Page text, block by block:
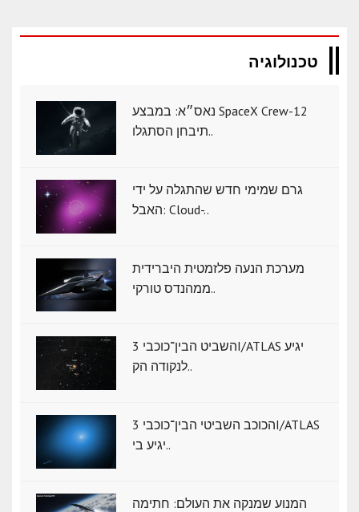
טכנולוגיה
נאס״א: במבצע SpaceX Crew-12
תיבחן הסתגלו..
גרם שמימי חדש שהתגלה על ידי
האבל: Cloud-..
מערכת הנעה פלזמטית היברידית
ממהנדס טורקי..
השביט הבין־כוכבי 3I/ATLAS יגיע
לנקודה הק..
הכוכב השביטי הבין־כוכבי 3I/ATLAS
יגיע בי..
המנוע שמנקה את העולם: חתימה